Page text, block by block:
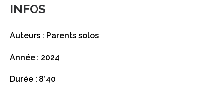
INFOS
Auteurs : Parents solos
Année : 2024
Durée : 8’40